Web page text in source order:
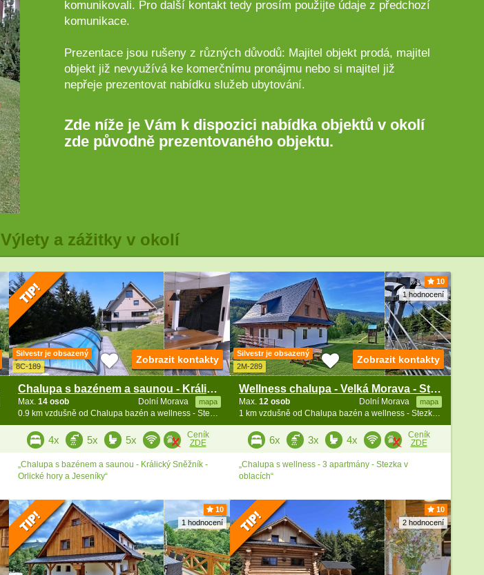
komunikovali. Pro další kontakt tedy prosím použijte údaje z předchozí
komunikace.
Prezentace jsou rušeny z různých důvodů: Majitel objekt prodá, majitel
objekt již nevyužívá ke komerčnímu pronájmu nebo si majitel již
nepřeje prezentovat nabídku služeb ubytování.
Zde níže je Vám k dispozici nabídka objektů v okolí
zde původně prezentovaného objektu.
Výlety a zážitky v okolí
Silvestr je obsazený
8C-189
Chalupa s bazénem a saunou - Králický Sněžník
Dolní Morava mapa
Max. 14 osob
0.9 km vzdušně od Chalupa bazén a wellness - Stezka v oblacích
Zobrazit kontakty
4x 5x 5x
Ceník
ZDE
„Chalupa s bazénem a saunou - Králický Sněžník -
Orlické hory a Jeseníky“
10
1 hodnocení
Silvestr je obsazený
2M-289
Wellness chalupa - Velká Morava - Stezka v oblacích
Dolní Morava mapa
Max. 12 osob
1 km vzdušně od Chalupa bazén a wellness - Stezka v oblacích
Zobrazit kontakty
6x 3x 4x
Ceník
ZDE
„Chalupa s wellness - 3 apartmány - Stezka v
oblacích“
10
1 hodnocení
10
2 hodnocení